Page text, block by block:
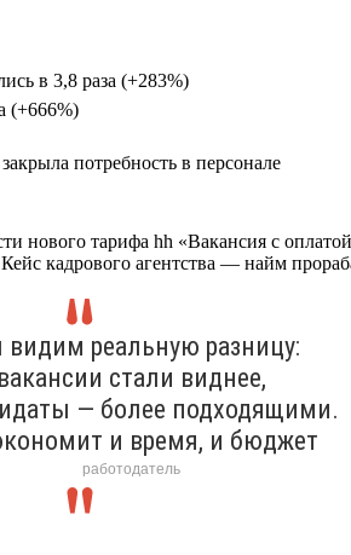
в 3,8 раза (+283%)
(+666%)
потребность в персонале
реальную разницу:
вакансии стали виднее,
— более подходящими.
и время, и бюджет
работодатель